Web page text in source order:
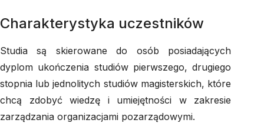
Charakterystyka uczestników
Studia są skierowane do osób posiadających
dyplom ukończenia studiów pierwszego, drugiego
stopnia lub jednolitych studiów magisterskich, które
chcą zdobyć wiedzę i umiejętności w zakresie
zarządzania organizacjami pozarządowymi.